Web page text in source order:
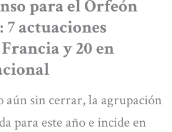
para el Orfeón
actuaciones
y 20 en
aún sin cerrar, la agrupación
para este año e incide en